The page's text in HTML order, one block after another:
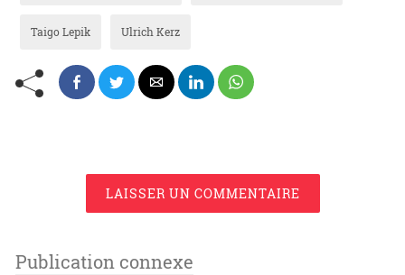
Taigo Lepik Ulrich Kerz
LAISSER UN COMMENTAIRE
Publication connexe